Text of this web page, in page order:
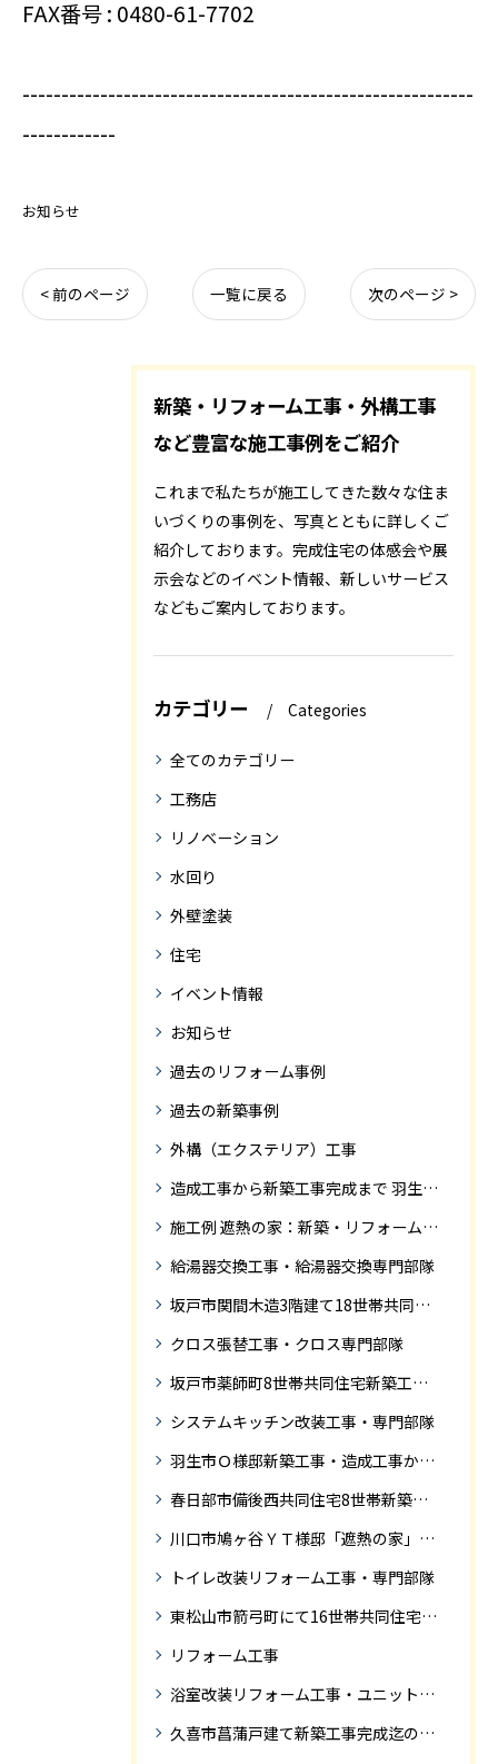
FAX番号 : 0480-61-7702
----------------------------------------------------------
------------
お知らせ
< 前のページ 一覧に戻る 次のページ >
新築・リフォーム工事・外構工事
など豊富な施工事例をご紹介
これまで私たちが施工してきた数々な住ま
いづくりの事例を、写真とともに詳しくご
紹介しております。完成住宅の体感会や展
示会などのイベント情報、新しいサービス
などもご案内しております。
カテゴリー Categories
全てのカテゴリー
工務店
リノベーション
水回り
外壁塗装
住宅
イベント情報
お知らせ
過去のリフォーム事例
過去の新築事例
外構（エクステリア）工事
造成工事から新築工事完成まで 羽生市Ｓ様邸新築工事・
施工例 遮熱の家：新築・リフォーム ドローンにて空撮
給湯器交換工事・給湯器交換専門部隊
坂戸市関間木造3階建て18世帯共同住宅の完成迄紹介
クロス張替工事・クロス専門部隊
坂戸市薬師町8世帯共同住宅新築工事完成迄の紹介です
システムキッチン改装工事・専門部隊
羽生市Ｏ様邸新築工事・造成工事から住宅完成までの紹介
春日部市備後西共同住宅8世帯新築工事完成迄の紹介です。
川口市鳩ヶ谷ＹＴ様邸「遮熱の家」工事状況
トイレ改装リフォーム工事・専門部隊
東松山市箭弓町にて16世帯共同住宅新築工事完成迄の紹介です。
リフォーム工事
浴室改装リフォーム工事・ユニットバス専門部隊
久喜市菖蒲戸建て新築工事完成迄の紹介